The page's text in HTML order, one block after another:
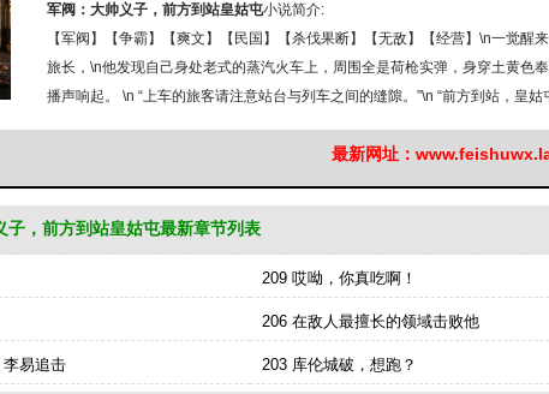
军阀：大帅义子，前方到站皇姑屯小说简介:
【军阀】【争霸】【爽文】【民国】【杀伐果断】【无敌】【经营】\n一觉
旅长，\n他发现自己身处老式的蒸汽火车上，周围全是荷枪实弹，身穿土黄色
播声响起。 \n “上车的旅客请注意站台与列车之间的缝隙。”\n “前方到站，皇姑
[ 急诊科：这个实习医生太强了[新
惊悚公寓：从忽悠女鬼开始
最新网址：
子，前方到站皇姑屯最新章节列表
209 哎呦，你真吃啊！
206 在敌人最擅长的领域击败他
易追击 203 库伦城破，想跑？